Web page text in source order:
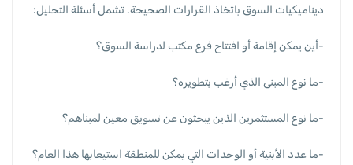
ديناميكيات السوق باتخاذ القرارات الصحيحة. تشمل أسئلة التحليل:
-أين يمكن إقامة أو افتتاح فرع مكتب لدراسة السوق؟
-ما نوع المبنى الذي أرغب بتطويره؟
-ما نوع المستثمرين الذين يبحثون عن تسويق معين لمبناهم؟
-ما عدد الأبنية أو الوحدات التي يمكن للمنطقة استيعابها هذا العام؟